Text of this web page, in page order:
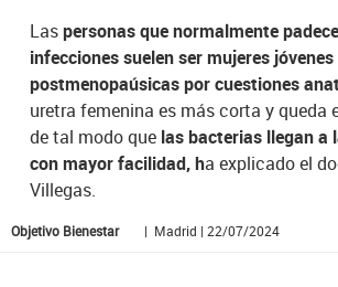
Laspersonas que normalmente
infecciones suelen ser mujeres jóvenes
postmenopaúsicas por cuestiones
uretra femenina es más corta y queda
de tal modo que las bacterias llegan a
con mayor facilidad, ha explicado el
Villegas.
Objetivo Bienestar | Madrid | 22/07/2024